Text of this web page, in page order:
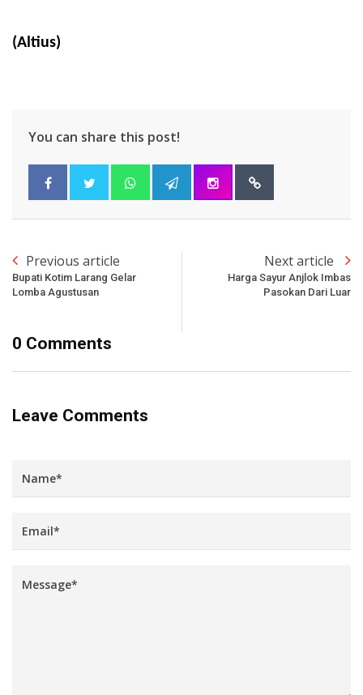
(Altius)
You can share this post!
Previous article
Bupati Kotim Larang Gelar
Lomba Agustusan
Next article
Harga Sayur Anjlok Imbas
Pasokan Dari Luar
0 Comments
Leave Comments